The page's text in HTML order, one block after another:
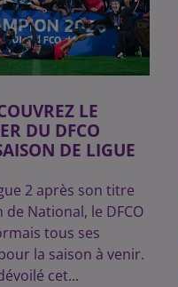
LE
DU DFCO
DE LIGUE
2 après son titre
National, le DFCO
tous ses
la saison à venir.
cet...